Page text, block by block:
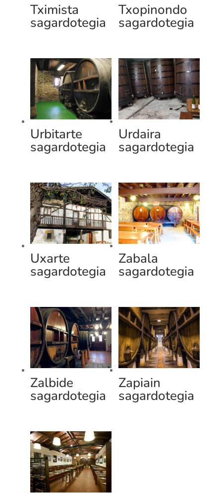
Tximista
sagardotegia
Txopinondo
sagardotegia
Urbitarte
sagardotegia
Urdaira
sagardotegia
Uxarte
sagardotegia
Zabala
sagardotegia
Zalbide
sagardotegia
Zapiain
sagardotegia